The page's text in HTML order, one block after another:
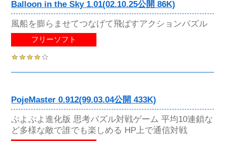
Balloon in the Sky 1.01(02.10.25公開 86K)
風船を膨らませてつなげて飛ばすアクションパズル
フリーソフト
PojeMaster 0.912(99.03.04公開 433K)
ぷよぷよ進化版 思考パズル対戦ゲーム 平均10連鎖な
ど多様な敵で誰でも楽しめる HP上で通信対戦